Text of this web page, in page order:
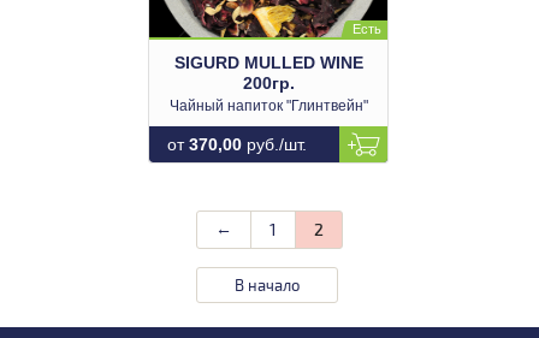
SIGURD MULLED WINE
200гр.
Чайный напиток "Глинтвейн"
от370,00 руб./шт.
В начало
← 1 2